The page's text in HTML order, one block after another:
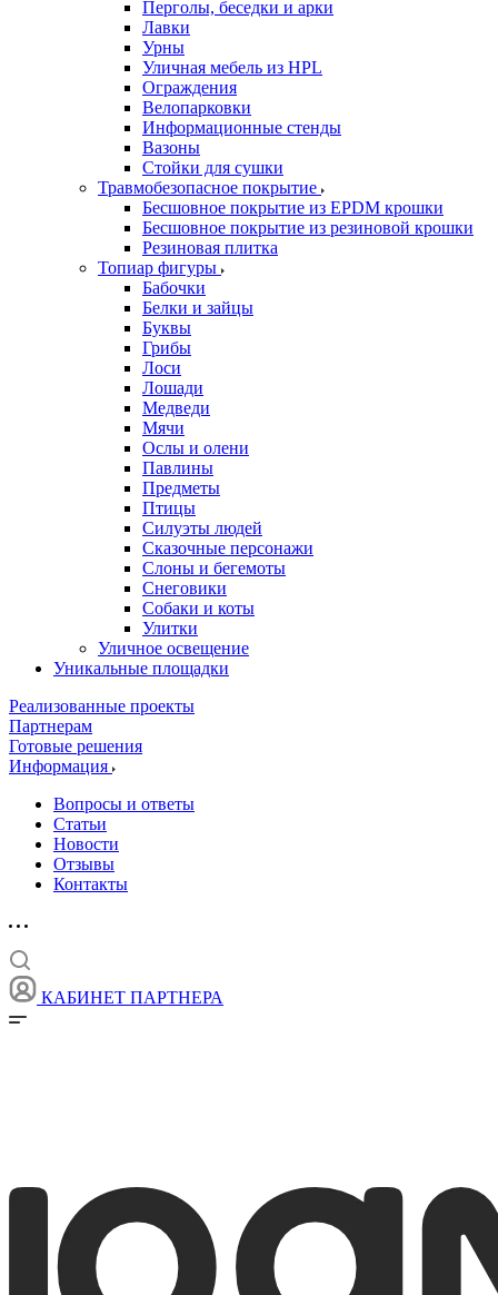
Перголы, беседки и арки
Лавки
Урны
Уличная мебель из HPL
Ограждения
Велопарковки
Информационные стенды
Вазоны
Стойки для сушки
Травмобезопасное покрытие
Бесшовное покрытие из EPDM крошки
Бесшовное покрытие из резиновой крошки
Резиновая плитка
Топиар фигуры
Бабочки
Белки и зайцы
Буквы
Грибы
Лоси
Лошади
Медведи
Мячи
Ослы и олени
Павлины
Предметы
Птицы
Силуэты людей
Сказочные персонажи
Слоны и бегемоты
Снеговики
Собаки и коты
Улитки
Уличное освещение
Уникальные площадки
Реализованные проекты
Партнерам
Готовые решения
Информация
Вопросы и ответы
Статьи
Новости
Отзывы
Контакты
КАБИНЕТ ПАРТНЕРА